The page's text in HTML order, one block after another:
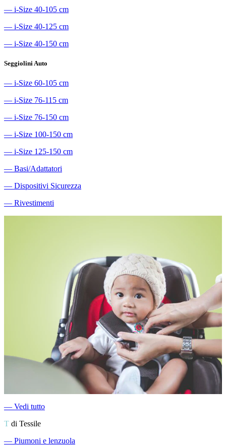
― i-Size 40-105 cm
― i-Size 40-125 cm
― i-Size 40-150 cm
Seggiolini Auto
― i-Size 60-105 cm
― i-Size 76-115 cm
― i-Size 76-150 cm
― i-Size 100-150 cm
― i-Size 125-150 cm
― Basi/Adattatori
― Dispositivi Sicurezza
― Rivestimenti
― Vedi tutto
T di Tessile
― Piumoni e lenzuola